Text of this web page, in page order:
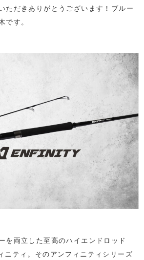
ただきありがとうございます！ブルー
です。
を両立した至高のハイエンドロッド
ティ。そのアンフィニティシリーズ